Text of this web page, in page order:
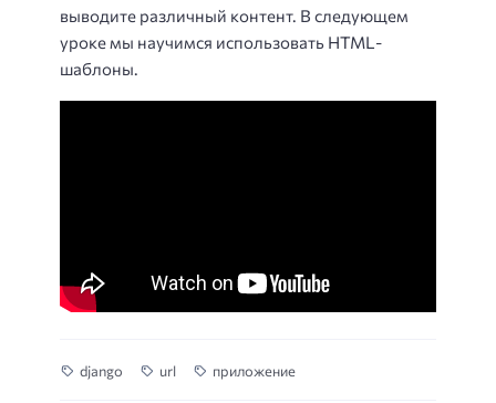
выводите различный контент. В следующем
уроке мы научимся использовать HTML-
шаблоны.
django url приложение